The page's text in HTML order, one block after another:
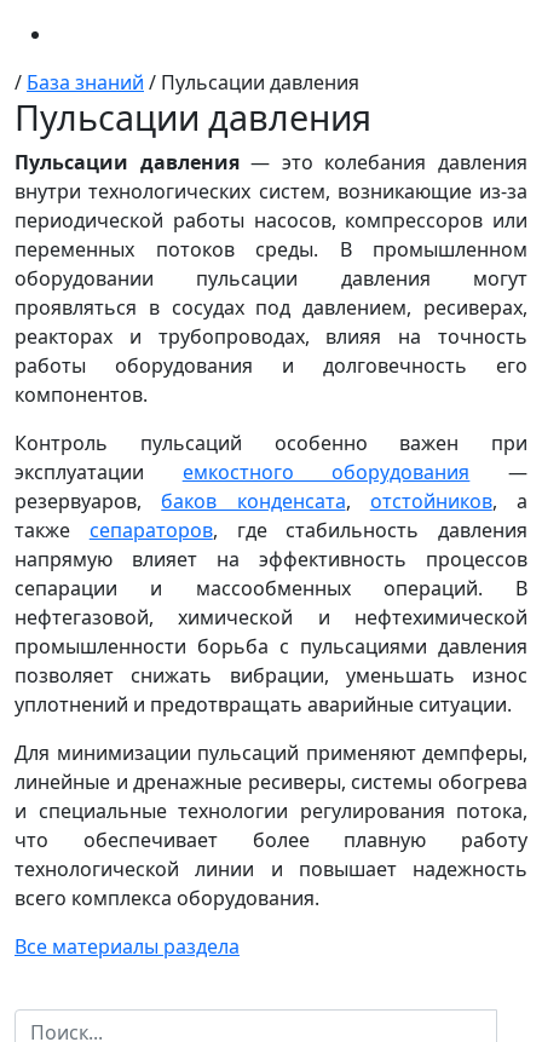
/ База знаний / Пульсации давления
Пульсации давления
Пульсации давления— это колебания давления
внутри технологических систем, возникающие из-за
периодической работы насосов, компрессоров или
переменных потоков среды. В промышленном
оборудовании пульсации давления могут
проявляться в сосудах под давлением, ресиверах,
реакторах и трубопроводах, влияя на точность
работы оборудования и долговечность его
компонентов.
Контроль пульсаций особенно важен при
эксплуатации емкостного оборудования —
резервуаров, баков конденсата, отстойников, а
также сепараторов, где стабильность давления
напрямую влияет на эффективность процессов
сепарации и массообменных операций. В
нефтегазовой, химической и нефтехимической
промышленности борьба с пульсациями давления
позволяет снижать вибрации, уменьшать износ
уплотнений и предотвращать аварийные ситуации.
Для минимизации пульсаций применяют демпферы,
линейные и дренажные ресиверы, системы обогрева
и специальные технологии регулирования потока,
что обеспечивает более плавную работу
технологической линии и повышает надежность
всего комплекса оборудования.
Все материалы раздела